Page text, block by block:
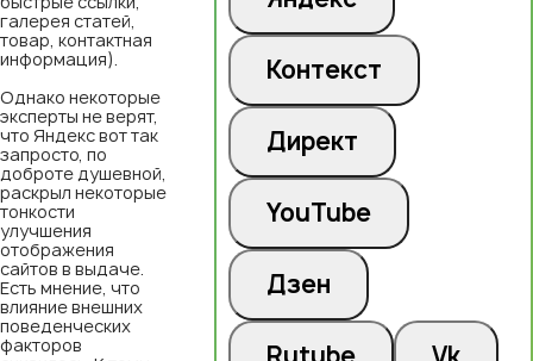
Контекст
Директ
YouTube
Дзен
галерея статей,
товар, контактная
информация).
Однако некоторые
эксперты не верят,
что Яндекс вот так
запросто, по
доброте душевной,
раскрыл некоторые
тонкости
улучшения
отображения
сайтов в выдаче.
Есть мнение, что
влияние внешних
поведенческих
факторов